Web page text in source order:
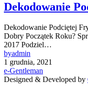
Dekodowanie
Dekodowanie Podciętej
Dobry Początek Roku?
2017 Podziel…
byadmin
1 grudnia, 2021
e-Gentleman
Designed & Developed by